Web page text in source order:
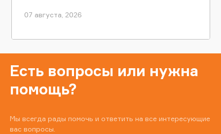
07 августа, 2026
Есть вопросы или нужна
помощь?
Мы всегда рады помочь и ответить на все интересующие
вас вопросы.